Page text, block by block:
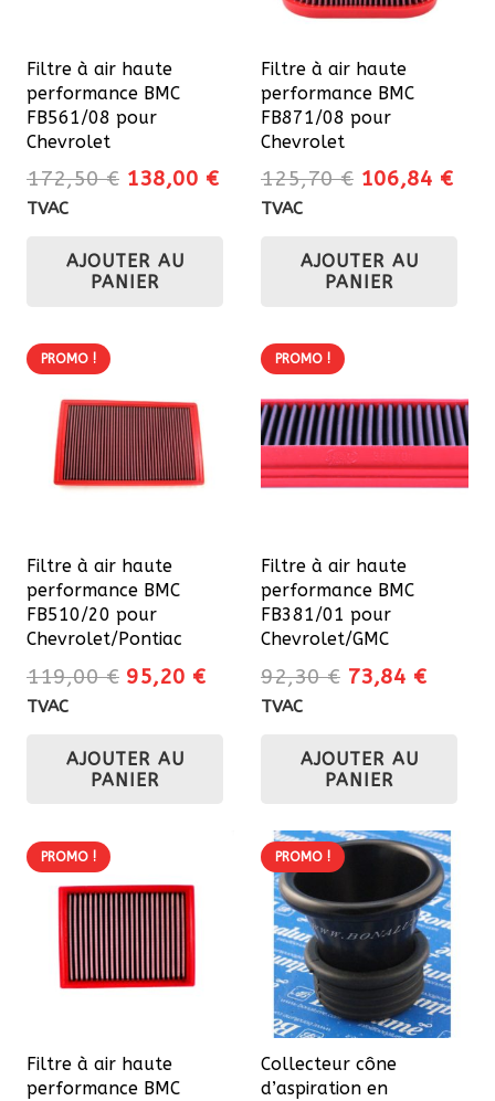
Filtre à air haute
performance BMC
FB561/08 pour
Chevrolet
172,50€ Le
était :
172,50 €.
138,00 €Le
TVAC
AJOUTER AU
PANIER
Filtre à air haute
performance BMC
FB871/08 pour
Chevrolet
125,70€ Le
était :
125,70 €.
106,84 €Le
TVAC
AJOUTER AU
PANIER
PROMO !
Filtre à air haute
performance BMC
FB510/20 pour
Chevrolet/Pontiac
119,00€ Le
était :
119,00 €.
95,20 €Le
TVAC
AJOUTER AU
PANIER
PROMO !
Filtre à air haute
performance BMC
FB381/01 pour
Chevrolet/GMC
92,30€ Le
était :
92,30 €.
73,84 €Le
TVAC
AJOUTER AU
PANIER
PROMO !
Filtre à air haute
performance BMC
PROMO !
Collecteur cône
d’aspiration en